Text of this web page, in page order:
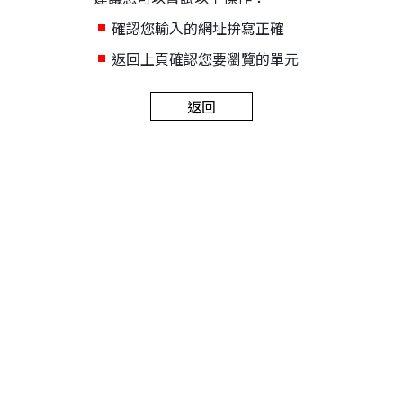
確認您輸入的網址拚寫正確
返回上頁確認您要瀏覽的單元
返回